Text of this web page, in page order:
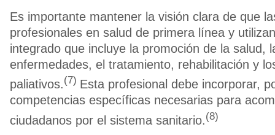
Es importante mantener la visión clara de que
profesionales en salud de primera línea y
integrado que incluye la promoción de la salud,
enfermedades, el tratamiento, rehabilitación y
paliativos.(7) Esta profesional debe incorporar,
competencias específicas necesarias para
ciudadanos por el sistema sanitario.(8)